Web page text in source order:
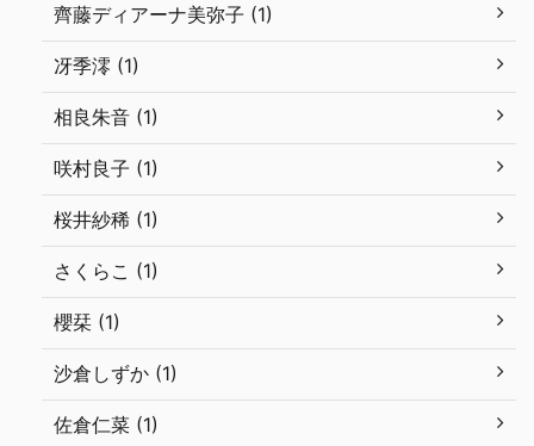
齊藤ディアーナ美弥子 (1)
冴季澪 (1)
相良朱音 (1)
咲村良子 (1)
桜井紗稀 (1)
さくらこ (1)
櫻栞 (1)
沙倉しずか (1)
佐倉仁菜 (1)